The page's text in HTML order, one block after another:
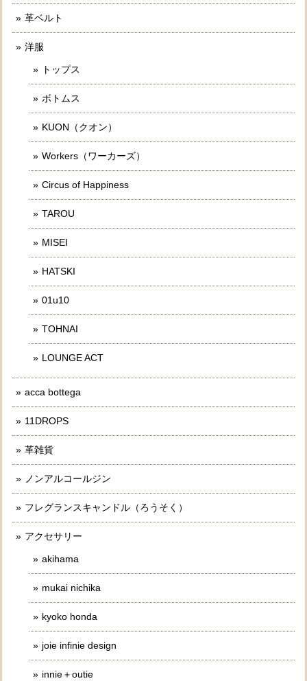
革ベルト
洋服
トップス
ボトムス
KUON（クオン）
Workers（ワーカーズ）
Circus of Happiness
TAROU
MISEI
HATSKI
01u10
TOHNAI
LOUNGE ACT
acca bottega
11DROPS
革雑貨
ノンアルコールジン
フレグランスキャンドル（ろうそく）
アクセサリー
akihama
mukai nichika
kyoko honda
joie infinie design
innie＋outie